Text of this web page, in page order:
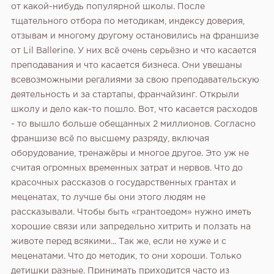
от какой-нибудь популярной школы. После
тщательного отбора по методикам, индексу доверия,
отзывам и многому другому остановились на франшизе
от Lil Ballerine. У них всё очень серьёзно и что касается
преподавания и что касается бизнеса. Они увешаны
всевозможными регалиями за свою преподавательскую
деятельность и за стартапы, франчайзинг. Открыли
школу и дело как-то пошло. Вот, что касается расходов
- то вышло больше обещанных 2 миллионов. Согласно
франшизе всё по высшему разряду, включая
оборудование, тренажёры и многое другое. Это уж не
считая огромных временных затрат и нервов. Что до
красочных рассказов о государственных грантах и
меценатах, то лучше бы они этого людям не
рассказывали. Чтобы быть «грантоедом» нужно иметь
хорошие связи или запредельно хитрить и ползать на
животе перед всякими... Так же, если не хуже и с
меценатами. Что до методик, то они хороши. Только
детишки разные. Принимать приходится часто из